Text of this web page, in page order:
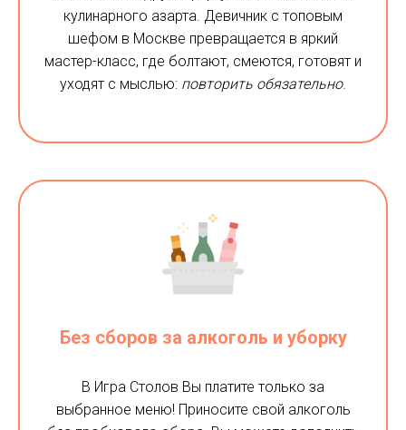
кулинарного азарта. Девичник с топовым
шефом в Москве превращается в яркий
мастер-класс, где болтают, смеются, готовят и
уходят с мыслью: повторить обязательно.
Без сборов за алкоголь и уборку
В Игра Столов Вы платите только за
выбранное меню! Приносите свой алкоголь